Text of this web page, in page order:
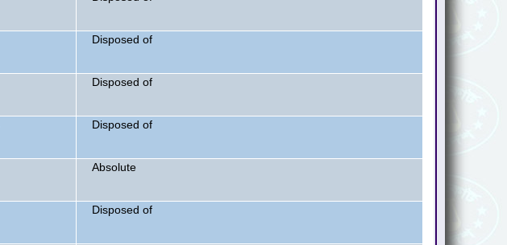
Disposed of
Disposed of
Disposed of
Absolute
Disposed of